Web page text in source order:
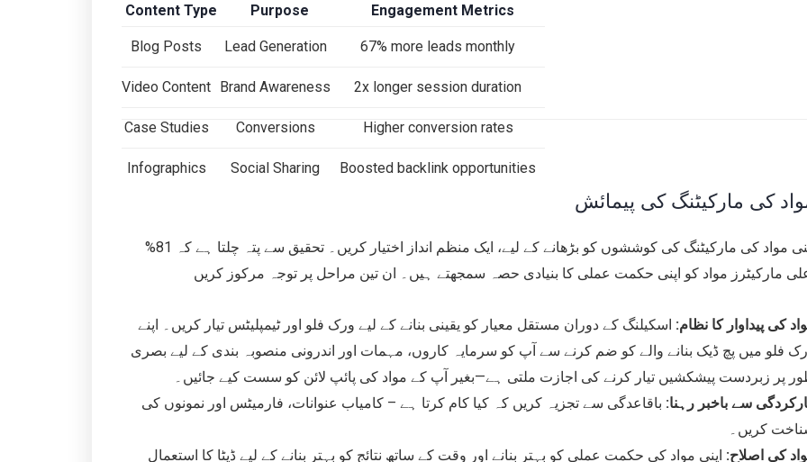
Content Type Purpose Engagement Metrics
Blog Posts Lead Generation 67% more leads monthly
Video Content Brand Awareness 2x longer session duration
Case Studies Conversions Higher conversion rates
Infographics Social Sharing Boosted backlink opportunities
کی مارکیٹنگ کی پیمائش
اپنی مواد کی مارکیٹنگ کی کوششوں کو بڑھانے کے لیے، ایک منظم انداز اختیار کریں۔ تحقیق سے پتہ چلتا ہے کہ 81%
مارکیٹرز مواد کو اپنی حکمت عملی کا بنیادی حصہ سمجھتے ہیں۔ ان تین مراحل پر توجہ مرکوز کریں
کی پیداوار کا نظام: اسکیلنگ کے دوران مستقل معیار کو یقینی بنانے کے لیے ورک فلو اور ٹیمپلیٹس تیار کریں۔ اپنے
فلو میں پچ ڈیک بنانے والے کو ضم کرنے سے آپ کو سرمایہ کاروں، مہمات اور اندرونی منصوبہ بندی کے لیے بصری
پر زبردست پیشکشیں تیار کرنے کی اجازت ملتی ہے—بغیر آپ کے مواد کی پائپ لائن کو سست کیے جائیں۔
سے باخبر رہنا: باقاعدگی سے تجزیہ کریں کہ کیا کام کرتا ہے – کامیاب عنوانات، فارمیٹس اور نمونوں کی
کریں۔
کی اصلاح: اپنی مواد کی حکمت عملی کو بہتر بنانے اور وقت کے ساتھ نتائج کو بہتر بنانے کے لیے ڈیٹا کا استعمال